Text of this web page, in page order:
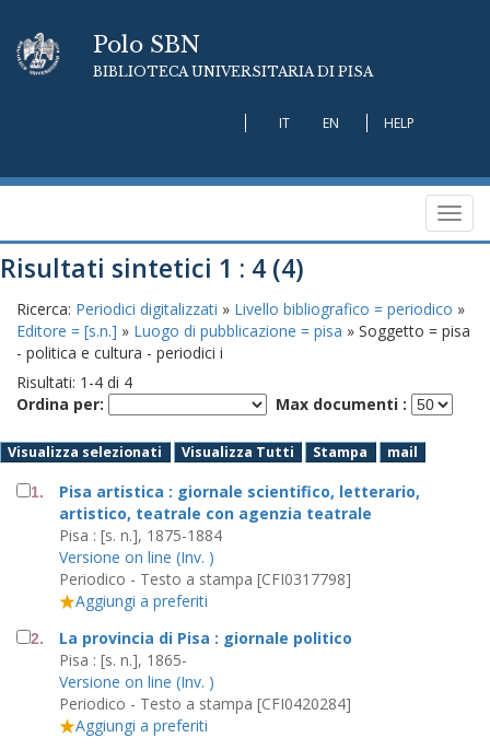
Polo SBN
BIBLIOTECA UNIVERSITARIA DI PISA
IT EN HELP
Risultati sintetici 1 : 4 (4)
Ricerca: Periodici digitalizzati » Livello bibliografico = periodico »
Editore = [s.n.] » Luogo di pubblicazione = pisa » Soggetto = pisa
- politica e cultura - periodici i
Risultati: 1 -4 di 4
Ordina per:
Max documenti :
Visualizza selezionati Visualizza Tutti Stampa mail
1.
Pisa artistica : giornale scientifico, letterario,
artistico, teatrale con agenzia teatrale
Pisa : [s. n.], 1875-1884
Versione on line (Inv. )
Periodico - Testo a stampa [CFI0317798]
Aggiungi a preferiti
2.
La provincia di Pisa : giornale politico
Pisa : [s. n.], 1865-
Versione on line (Inv. )
Periodico - Testo a stampa [CFI0420284]
Aggiungi a preferiti